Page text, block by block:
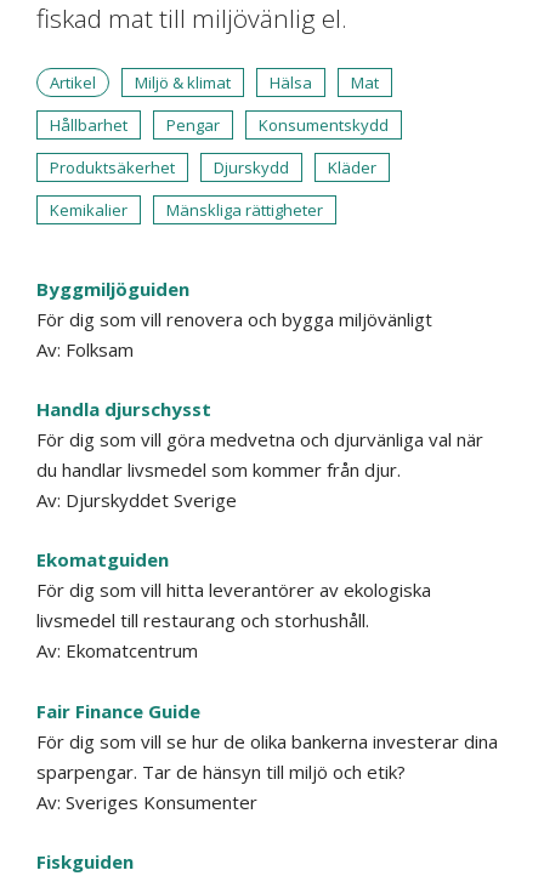
fiskad mat till miljövänlig el.
Artikel Miljö & klimat Hälsa
Mat
Hållbarhet
Pengar
Konsumentskydd
Produktsäkerhet
Djurskydd
Kläder
Kemikalier
Mänskliga rättigheter
Byggmiljöguiden
För dig som vill renovera och bygga miljövänligt
Av: Folksam
Handla djurschysst
För dig som vill göra medvetna och djurvänliga val när
du handlar livsmedel som kommer från djur.
Av: Djurskyddet Sverige
Ekomatguiden
För dig som vill hitta leverantörer av ekologiska
livsmedel till restaurang och storhushåll.
Av: Ekomatcentrum
Fair Finance Guide
För dig som vill se hur de olika bankerna investerar dina
sparpengar. Tar de hänsyn till miljö och etik?
Av: Sveriges Konsumenter
Fiskguiden